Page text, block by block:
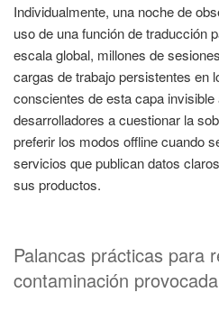
Individualmente, una noche de
uso de una función de traducción
escala global, millones de
cargas de trabajo persistentes en
conscientes de esta capa
desarrolladores a cuestionar la
preferir los modos offline cuando
servicios que publican datos
sus productos.
Palancas prácticas para
contaminación